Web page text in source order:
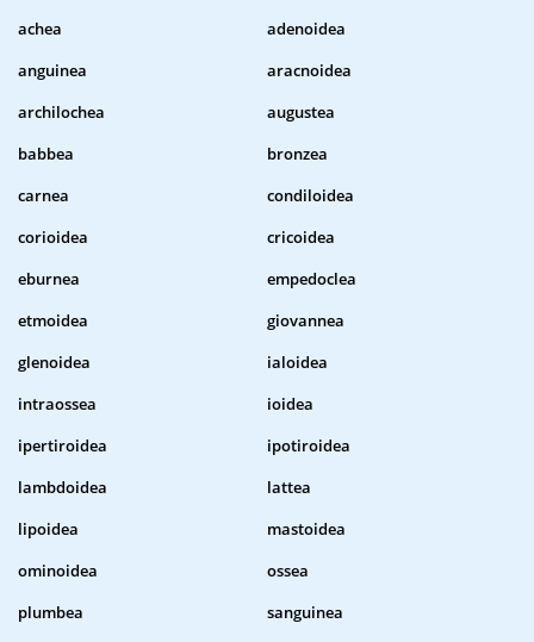
achea
adenoidea
anguinea
aracnoidea
archilochea
augustea
babbea
bronzea
carnea
condiloidea
corioidea
cricoidea
eburnea
empedoclea
etmoidea
giovannea
glenoidea
ialoidea
intraossea
ioidea
ipertiroidea
ipotiroidea
lambdoidea
lattea
lipoidea
mastoidea
ominoidea
ossea
plumbea
sanguinea